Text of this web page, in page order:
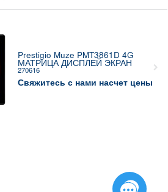
Prestigio Muze PMT3861D 4G
МАТРИЦА ДИСПЛЕЙ ЭКРАН
270616
Свяжитесь с нами насчет цены